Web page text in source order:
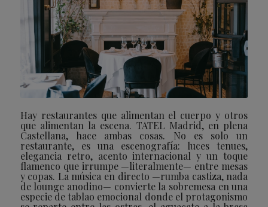
Hay restaurantes que alimentan el cuerpo y otros
que alimentan la escena. TATEL Madrid, en plena
Castellana, hace ambas cosas. No es solo un
restaurante, es una escenografía: luces tenues,
elegancia retro, acento internacional y un toque
flamenco que irrumpe —literalmente— entre mesas
y copas. La música en directo —rumba castiza, nada
de lounge anodino— convierte la sobremesa en una
especie de tablao emocional donde el protagonismo